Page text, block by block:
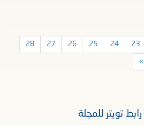
23
24
25
26
27
28
»
رابط تويتر للمجلة